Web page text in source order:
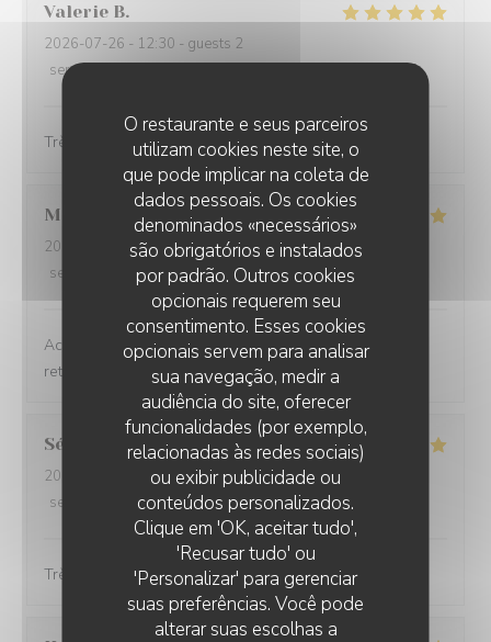
O restaurante e seus parceiros
utilizam cookies neste site, o
que pode implicar na coleta de
dados pessoais. Os cookies
denominados «necessários»
são obrigatórios e instalados
por padrão. Outros cookies
opcionais requerem seu
consentimento. Esses cookies
opcionais servem para analisar
sua navegação, medir a
audiência do site, oferecer
funcionalidades (por exemplo,
relacionadas às redes sociais)
ou exibir publicidade ou
conteúdos personalizados.
Clique em 'OK, aceitar tudo',
'Recusar tudo' ou
'Personalizar' para gerenciar
suas preferências. Você pode
alterar suas escolhas a
Valerie B
2026-07-26 - 12:30 - guests 2
service
/5
Très bon choix
Marie
2026-07-19
- 12:00 - guests 2
service
ambience: 4/5 menu:5/5 quality_price
Accueil très sympathique, plats savoureux. On y
retournera encore !
Séverine B
2026-07-18
- 13:45 - guests 3
service
ambience: 5/5 menu:4/5 quality_price
Très bon accueil avec un repas fait maison excellent
AUBERGE DE LA LONGUE CROIX